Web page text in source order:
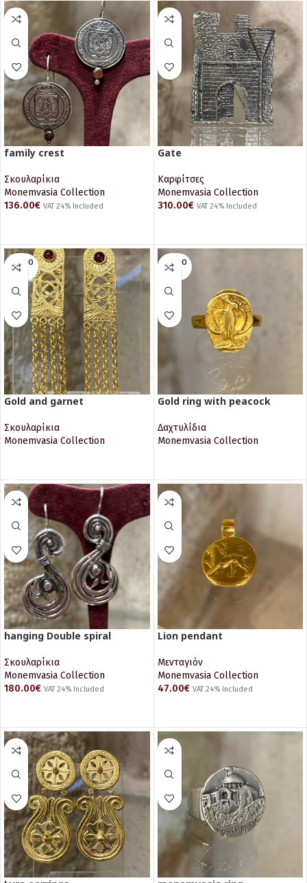
family crest
Σκουλαρίκια
Monemvasia Collection
136.00€ VAT 24% Included
Gate
Καρφίτσες
Monemvasia Collection
310.00€ VAT 24% Included
SOLD O
UT
Gold and garnet
Σκουλαρίκια
Monemvasia Collection
SOLD O
UT
Gold ring with peacock
Δαχτυλίδια
Monemvasia Collection
hanging Double spiral
Σκουλαρίκια
Monemvasia Collection
180.00€ VAT 24% Included
Lion pendant
Μενταγιόν
Monemvasia Collection
47.00€ VAT 24% Included